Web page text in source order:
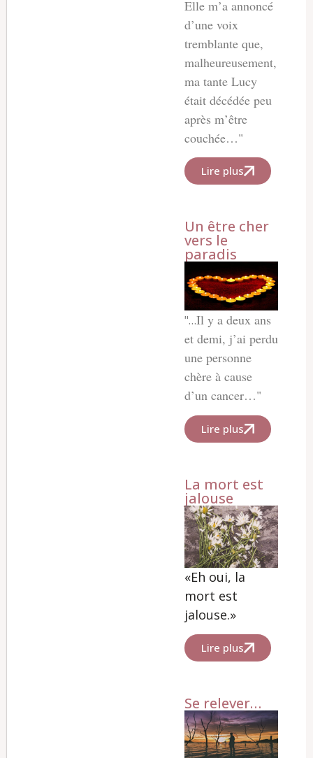
Elle m’a annoncé
d’une voix
tremblante que,
malheureusement,
ma tante Lucy
était décédée peu
après m’être
couchée…"
Lire plus
Un être cher
vers le
paradis
"…Il y a deux ans
et demi, j’ai perdu
une personne
chère à cause
d’un cancer…"
Lire plus
La mort est
jalouse
«Eh oui, la
mort est
jalouse.»
Lire plus
Se relever…